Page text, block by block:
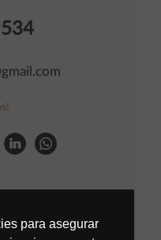
para asegurar